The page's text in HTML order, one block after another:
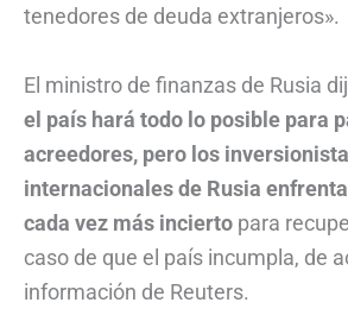
tenedores de deuda extranjeros».
El ministro de finanzas de Rusia
el país hará todo lo posible para
acreedores, pero los
internacionales de Rusia
cada vez más incierto para
caso de que el país incumpla, de
información de Reuters.